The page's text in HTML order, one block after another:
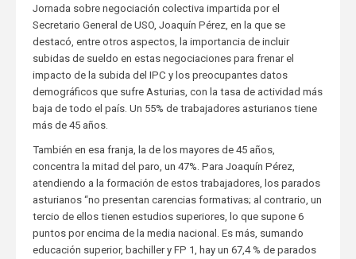
Jornada sobre negociación colectiva impartida por el
Secretario General de USO, Joaquín Pérez, en la que se
destacó, entre otros aspectos, la importancia de incluir
subidas de sueldo en estas negociaciones para frenar el
impacto de la subida del IPC y los preocupantes datos
demográficos que sufre Asturias, con la tasa de actividad más
baja de todo el país. Un 55% de trabajadores asturianos tiene
más de 45 años.
También en esa franja, la de los mayores de 45 años,
concentra la mitad del paro, un 47%. Para Joaquín Pérez,
atendiendo a la formación de estos trabajadores, los parados
asturianos “no presentan carencias formativas; al contrario, un
tercio de ellos tienen estudios superiores, lo que supone 6
puntos por encima de la media nacional. Es más, sumando
educación superior, bachiller y FP 1, hay un 67,4 % de parados